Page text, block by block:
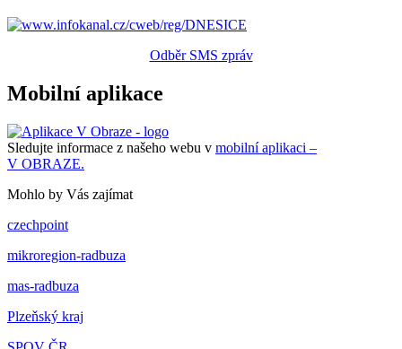
Odběr SMS zpráv
Mobilní aplikace
Sledujte informace z našeho webu v mobilní aplikaci –
V OBRAZE.
Mohlo by Vás zajímat
czechpoint
mikroregion-radbuza
mas-radbuza
Plzeňský kraj